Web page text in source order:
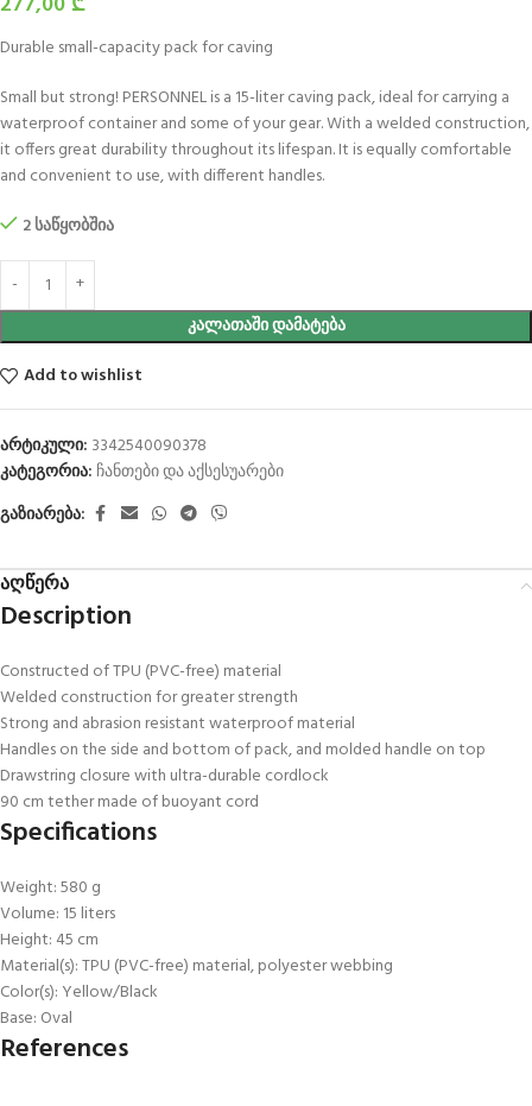
Durable small-capacity pack for caving
Small but strong! PERSONNEL is a 15-liter caving pack, ideal for carrying a
waterproof container and some of your gear. With a welded construction,
it offers great durability throughout its lifespan. It is equally comfortable
and convenient to use, with different handles.
2 საწყობშია
ᲙᲐᲚᲐᲗᲐᲨᲘ ᲓᲐᲛᲐᲢᲔᲑᲐ
Add to wishlist
არტიკული: 3342540090378
კატეგორია: ჩანთები და აქსესუარები
გაზიარება:
აღწერა
Description
Constructed of TPU (PVC-free) material
Welded construction for greater strength
Strong and abrasion resistant waterproof material
Handles on the side and bottom of pack, and molded handle on top
Drawstring closure with ultra-durable cordlock
90 cm tether made of buoyant cord
Specifications
Weight: 580 g
Volume: 15 liters
Height: 45 cm
Material(s): TPU (PVC-free) material, polyester webbing
Color(s): Yellow/Black
Base: Oval
References